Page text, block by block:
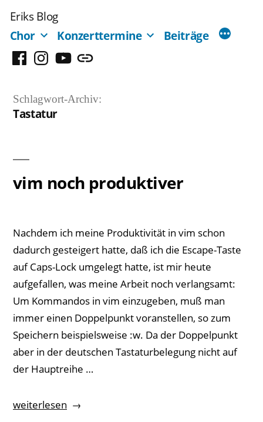
Inhalt
springen
Eriks Blog
Chor
Konzerttermine Beiträge
FacebookInstagram
YouTubeMastodon
Schlagwort-Archiv:
Tastatur
vim noch produktiver
Nachdem ich meine Produktivität in vim schon
dadurch gesteigert hatte, daß ich die Escape-Taste
auf Caps-Lock umgelegt hatte, ist mir heute
aufgefallen, was meine Arbeit noch verlangsamt:
Um Kommandos in vim einzugeben, muß man
immer einen Doppelpunkt voranstellen, so zum
Speichern beispielsweise :w. Da der Doppelpunkt
aber in der deutschen Tastaturbelegung nicht auf
der Hauptreihe …
„vim
weiterlesen